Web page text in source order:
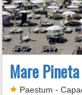
Mare
Paestum -